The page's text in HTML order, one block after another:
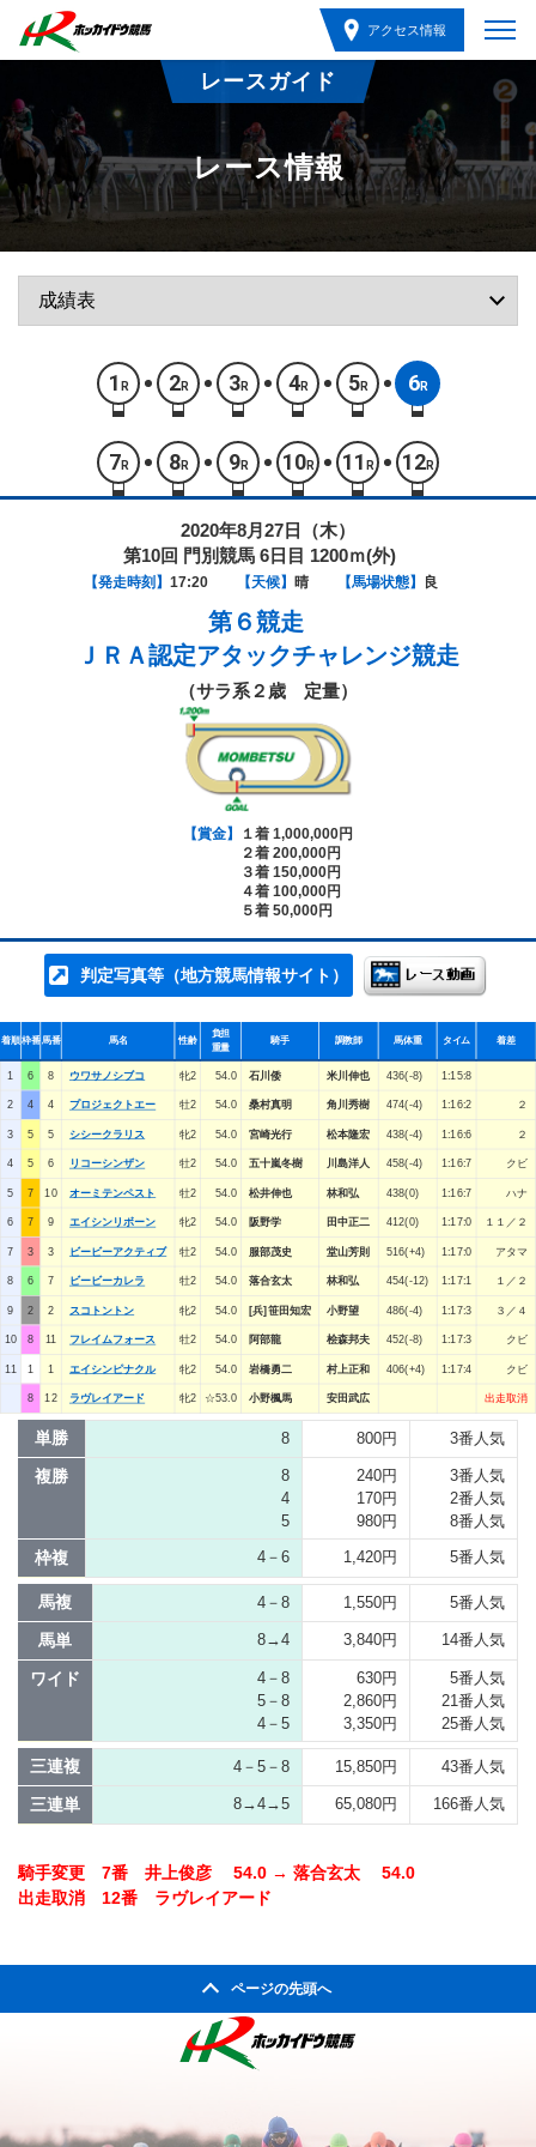
アクセス情報
レースガイド
レース情報
1 R 2R 3R 4R 5R 6R
7 R 8R 9R 10R 11 R 12R
2020年8月27日（木）
第10回 門別競馬 6日目 1200ｍ(外)
【発走時刻】 17:20 【天候】 晴 【馬場状態】 良
第６競走
ＪＲＡ認定アタックチャレンジ競走
（サラ系２歳 定量）
【賞金】
１着 1,000,000円
２着 200,000円
３着 150,000円
４着 100,000円
５着 50,000円
判定写真等（地方競馬情報サイト）
着順枠番馬番 馬名 性齢
負担
重量
騎手 調教師 馬体重 タイム 着差
1 6 8 ウワサノシブコ 牝2 54.0 石川倭 米川伸也 436(-8) 1:15:8
2 4 4 プロジェクトエー 牡2 54.0 桑村真明 角川秀樹 474(-4) 1:16:2 ２
3 5 5 シシークラリス 牝2 54.0 宮崎光行 松本隆宏 438(-4) 1:16:6 ２
4 5 6 リコーシンザン 牡2 54.0 五十嵐冬樹 川島洋人 458(-4) 1:16:7 クビ
5 7 10 オーミテンペスト 牡2 54.0 松井伸也 林和弘 438(0) 1:16:7 ハナ
6 7 9 エイシンリボーン 牝2 54.0 阪野学 田中正二 412(0) 1:17:0 １１／２
7 3 3 ビービーアクティブ 牡2 54.0 服部茂史 堂山芳則 516(+4) 1:17:0 アタマ
8 6 7 ビービーカレラ 牡2 54.0 落合玄太 林和弘 454(-12) 1:17:1 １／２
9 2 2 スコトントン 牝2 54.0 [兵]笹田知宏 小野望 486(-4) 1:17:3 ３／４
10 8 11 フレイムフォース 牡2 54.0 阿部龍 桧森邦夫 452(-8) 1:17:3 クビ
11 1 1 エイシンピナクル 牝2 54.0 岩橋勇二 村上正和 406(+4) 1:17:4 クビ
8 12 ラヴレイアード 牝2 ☆53.0 小野楓馬 安田武広 出走取消
単勝 8 800円 3番人気
複勝
8
4
5
240円
170円
980円
3番人気
2番人気
8番人気
枠複 4－6 1,420円 5番人気
馬複 4－8 1,550円 5番人気
馬単 8→4 3,840円 14番人気
ワイド
4－8
5－8
4－5
630円
2,860円
3,350円
5番人気
21番人気
25番人気
三連複 4－5－8 15,850円 43番人気
三連単 8→4→5 65,080円 166番人気
騎手変更 7番 井上俊彦 54.0 → 落合玄太 54.0
出走取消 12番 ラヴレイアード
ページの先頭へ